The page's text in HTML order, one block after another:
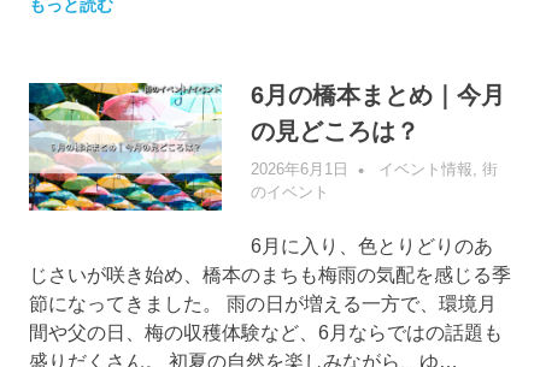
もっと読む
6月の橋本まとめ｜今月
の見どころは？
2026年6月1日 管理者
イベント情報 街
のイベント
6月に入り、色とりどりのあ
じさいが咲き始め、橋本のまちも梅雨の気配を感じる季
節になってきました。 雨の日が増える一方で、環境月
間や父の日、梅の収穫体験など、6月ならではの話題も
盛りだくさん。 初夏の自然を楽しみながら、ゆ…